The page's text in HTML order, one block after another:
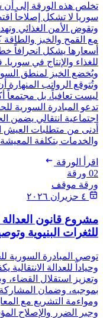
تخلص هذه الورقة إلى أن
سوريا لا تشكل إصلاحاً
وتقوض الأمن الغذائي
مع القمح والخبز
أسعارها يشكل انحرافاً
للغذاء والإنتاج في
ويُخضع الخبز لمنطق
وتُتوقع الرواتب
ليست تعافياً، بل مجتمعاً
تدعو المبادرة السورية
اجتماعية انتقالي يضمن
أدنى من متطلبات العيش
والخدمات بتكلفة
اقرأ الورقة
02 ورقة
ورقة موقف
مشروع قانون العدالة
للثغرات البنيوية
توصي المبادرة السورية
وحياداً للعدالة
وتعزيز استقلال
بموجبه، وضمان المشاركة
ومواءمة التشريع مع
وجبر الضرر والإصلاح